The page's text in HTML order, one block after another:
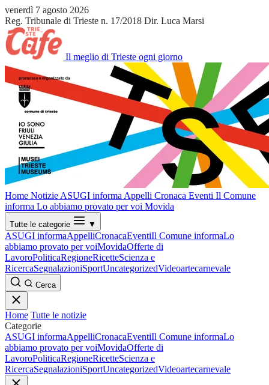
venerdì 7 agosto 2026
Reg. Tribunale di Trieste n. 17/2018 Dir. Luca Marsi
Il meglio di Trieste ogni giorno
Home Notizie ASUGI informa Appelli Cronaca Eventi Il Comune
informa Lo abbiamo provato per voi Movida
Tutte le categorie ▼
ASUGI informaAppelliCronacaEventiIl Comune informaLo
abbiamo provato per voiMovidaOfferte di
LavoroPoliticaRegioneRicetteScienza e
RicercaSegnalazioniSportUncategorizedVideoartecarnevale
Cerca
Home Tutte le notizie
Categorie
ASUGI informaAppelliCronacaEventiIl Comune informaLo
abbiamo provato per voiMovidaOfferte di
LavoroPoliticaRegioneRicetteScienza e
RicercaSegnalazioniSportUncategorizedVideoartecarnevale